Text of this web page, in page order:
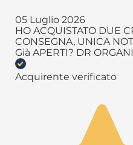
05 Luglio 2026
HO ACQUISTATO DUE
CONSEGNA, UNICA
Già APERTI? DR
Acquirente verificato